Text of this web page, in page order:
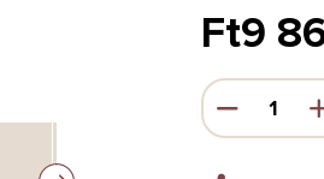
5-
BŐL
0,0
Ft9
Egységár: